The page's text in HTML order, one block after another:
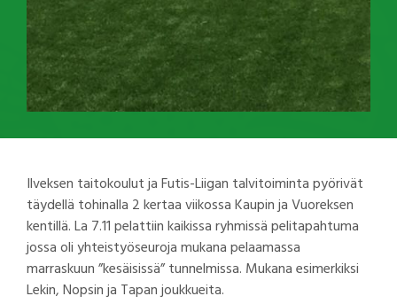
Ilveksen taitokoulut ja Futis-Liigan talvitoiminta pyörivät
täydellä tohinalla 2 kertaa viikossa Kaupin ja Vuoreksen
kentillä. La 7.11 pelattiin kaikissa ryhmissä pelitapahtuma
jossa oli yhteistyöseuroja mukana pelaamassa
marraskuun ”kesäisissä” tunnelmissa. Mukana esimerkiksi
Lekin, Nopsin ja Tapan joukkueita.